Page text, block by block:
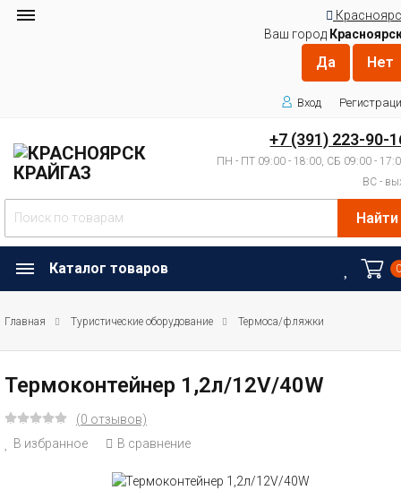
Ваш город
Вход
+7 (391) 223-90-
ПН - ПТ 09:00 - 18:00, СБ 09:00 -
ВС -
Найти
Каталог товаров
Главная Туристические оборудование Термоса/фляжки
Термоконтейнер 1,2л/12V/40W
(0 отзывов)
В избранное
В сравнение